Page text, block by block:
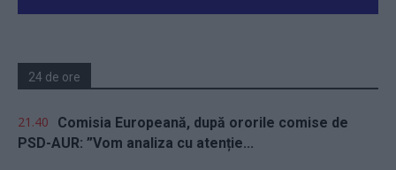
24 de ore
21.40
Comisia Europeană, după ororile comise de
PSD-AUR: ”Vom analiza cu atenție...